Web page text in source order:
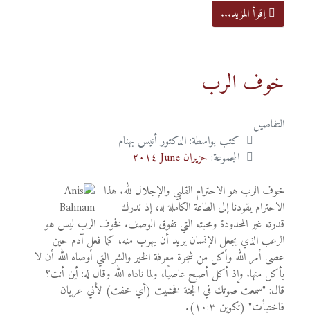
اِقرأ المزيد...
خوف الرب
التفاصيل
كتب بواسطة: الدكتور أنيس بهنام
المجموعة: حزيران June ٢٠١٤
خوف الرب هو الاحترام القلبي والإجلال لله. هذا
الاحترام يقودنا إلى الطاعة الكاملة له، إذ ندرك
قدرته غير المحدودة ومحبته التي تفوق الوصف. فخوف الرب ليس هو
الرعب الذي يجعل الإنسان يريد أن يهرب منه، كما فعل آدم حين
عصى أمر الله وأكل من شجرة معرفة الخير والشر التي أوصاه الله أن لا
يأكل منها. وإذ أكل أصبح عاصيًا، ولما ناداه الله وقال له: أين أنت؟
قال: "سمعت صوتك في الجنة فخشيت (أي خفت) لأني عريان
فاختبأت" (تكوين ١٠:٣).